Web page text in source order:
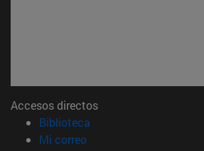
Accesos directos
Biblioteca
Mi correo(abre en nueva ventana)